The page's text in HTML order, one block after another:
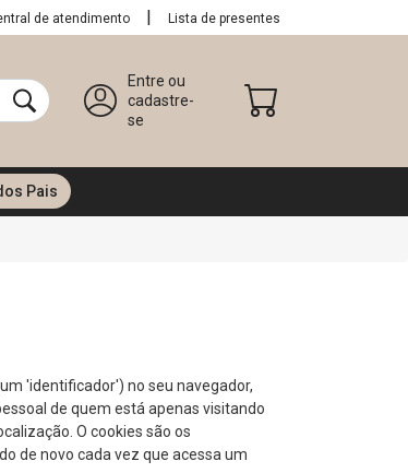
de atendimento Lista de presentes
Entre ou
cadastre-
se
Pais
'identificador') no seu navegador,
de quem está apenas visitando
O cookies são os
de novo cada vez que acessa um